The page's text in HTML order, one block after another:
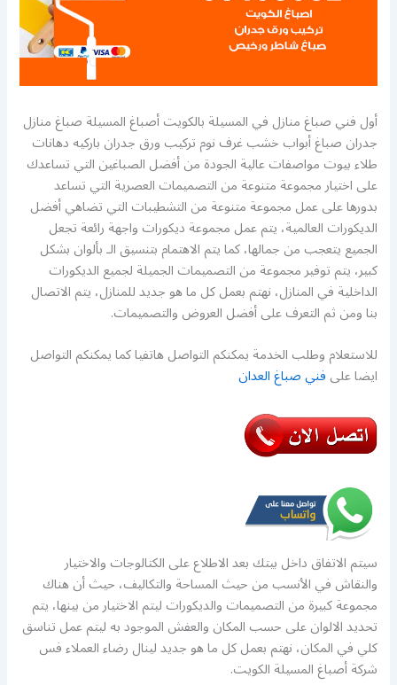
أول فني صباغ منازل في المسيلة بالكويت أصباغ المسيلة صباغ منازل
جدران صباغ أبواب خشب غرف نوم تركيب ورق جدران باركيه دهانات
طلاء بيوت مواصفات عالية الجودة من أفضل الصباغين التي تساعدك
على اختيار مجموعة متنوعة من التصميمات العصرية التي تساعد
بدورها على عمل مجموعة متنوعة من التشطيبات التي تضاهي أفضل
الديكورات العالمية، يتم عمل مجموعة ديكورات واجهة رائعة تجعل
الجميع يتعجب من جمالها، كما يتم الاهتمام بتنسيق الـ بألوان بشكل
كبير، يتم توفير مجموعة من التصميمات الجميلة لجميع الديكورات
الداخلية في المنازل، نهتم بعمل كل ما هو جديد للمنازل، يتم الاتصال
بنا ومن ثم التعرف على أفضل العروض والتصميمات.
للاستعلام وطلب الخدمة يمكنكم التواصل هاتفيا كما يمكنكم التواصل
ايضا علىفني صباغ العدان
سيتم الاتفاق داخل بيتك بعد الاطلاع على الكتالوجات والاختيار
والنقاش في الأنسب من حيث المساحة والتكاليف، حيث أن هناك
مجموعة كبيرة من التصميمات والديكورات ليتم الاختيار من بينها، يتم
تحديد الالوان على حسب المكان والعفش الموجود به ليتم عمل تناسق
كلي في المكان، نهتم بعمل كل ما هو جديد لينال رضاء العملاء فس
شركة أصباغ المسيلة الكويت.